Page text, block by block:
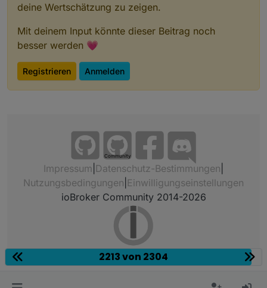
deine Wertschätzung zu zeigen.
Mit deinem Input könnte dieser Beitrag noch
besser werden 💗
Registrieren Anmelden
Community
Impressum Datenschutz-Bestimmungen
Nutzungsbedingungen Einwilligungseinstellungen
ioBroker Community 2014-2026
2213 von 2304